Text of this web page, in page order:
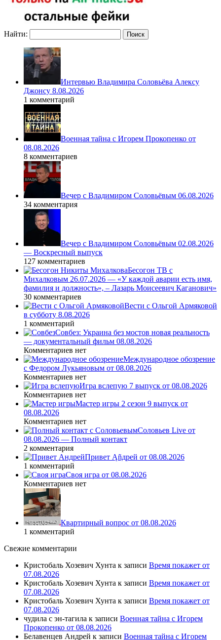
Найти:
Интервью Владимира Соловьёва Алексу
Джонсу 8.08.2026
1 комментарий
Военная тайна с Игорем Прокопенко от
08.08.2026
8 комментариев
Вечер с Владимиром Соловьёвым 06.08.2026
34 комментария
Вечер с Владимиром Соловьёвым 02.08.2026
— Воскресный выпуск
127 комментариев
Бесогон ТВ с
Михалковым 26.07.2026 — «У каждой аварии есть имя,
фамилия и должность», – Лазарь Моисеевич Каганович»
30 комментариев
Вести с Ольгой Армяковой
в субботу 8.08.2026
1 комментарий
Совбез: Украина без мостов новая реальность
— документальный фильм 08.08.2026
Комментариев нет
Международное обозрение
с Федором Лукьяновым от 08.08.2026
Комментариев нет
Игра вслепую 7 выпуск от 08.08.2026
Комментариев нет
Мастер игры 2 сезон 9 выпуск от
08.08.2026
Комментариев нет
Соловьев Live от
08.08.2026 — Полный контакт
2 комментария
Привет Ąñдpей от 08.08.2026
1 комментарий
Своя игра от 08.08.2026
Комментариев нет
Квартирный вопрос от 08.08.2026
1 комментарий
Свежие комментарии
Кристобаль Хозевич Хунта к записи Время покажет от
07.08.2026
Кристобаль Хозевич Хунта к записи Время покажет от
07.08.2026
Кристобаль Хозевич Хунта к записи Время покажет от
07.08.2026
чудила с эн-тагила к записи Военная тайна с Игорем
Прокопенко от 08.08.2026
Белавенцев Андрей к записи Военная тайна с Игорем